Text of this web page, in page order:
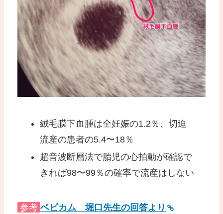
絨毛膜下血腫は全妊娠の1.2％、切迫
流産の患者の5.4〜18％
超音波断層法で胎児の心拍動が確認で
きれば98〜99％の確率で流産はしない
参考 ベビカム 堀口先生の回答より